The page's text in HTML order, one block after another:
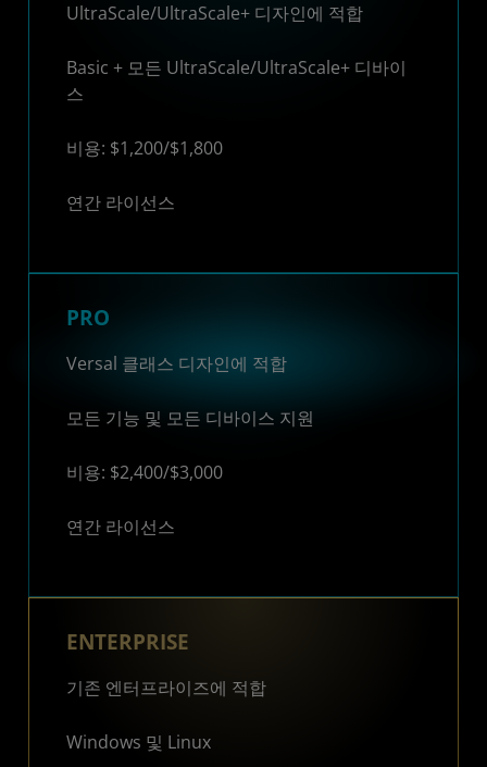
UltraScale/UltraScale+ 디자인에 적합
Basic + 모든 UltraScale/UltraScale+ 디바이
스
비용: $1,200/$1,800
연간 라이선스
PRO
Versal 클래스 디자인에 적합
모든 기능 및 모든 디바이스 지원
비용: $2,400/$3,000
연간 라이선스
ENTERPRISE
기존 엔터프라이즈에 적합
Windows 및 Linux